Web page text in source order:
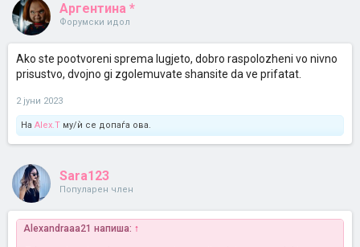
Аргентина *
Форумски идол
Ako ste pootvoreni sprema lugjeto, dobro raspolozheni vo nivno
prisustvo, dvojno gi zgolemuvate shansite da ve prifatat.
2 јуни 2023
На Alex.T му/ѝ се допаѓа ова.
Sara123
Популарен член
Alexandraaa21 напиша: ↑